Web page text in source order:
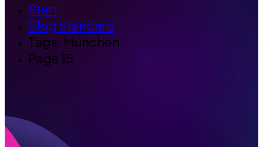
Start
Blog Standard
Tags: München
Page 15